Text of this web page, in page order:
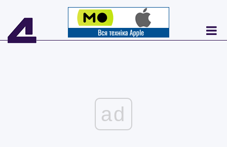
ad